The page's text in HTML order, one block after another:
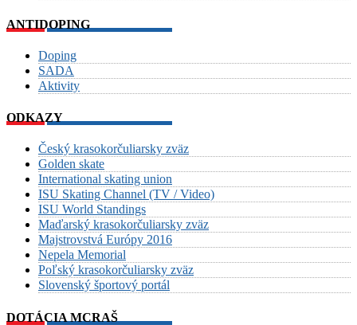
ANTIDOPING
Doping
SADA
Aktivity
ODKAZY
Český krasokorčuliarsky zväz
Golden skate
International skating union
ISU Skating Channel (TV / Video)
ISU World Standings
Maďarský krasokorčuliarsky zväz
Majstrovstvá Európy 2016
Nepela Memorial
Poľský krasokorčuliarsky zväz
Slovenský športový portál
DOTÁCIA MCRAŠ